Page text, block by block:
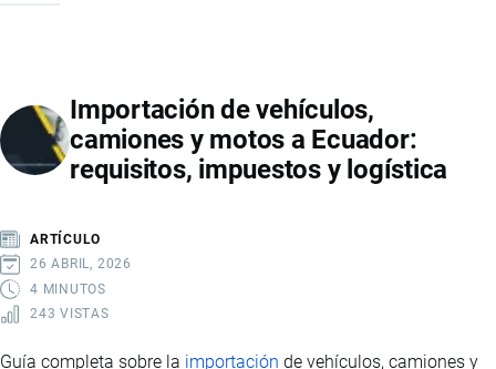
ECUADOR,
ESTADÍSTICAS
Y
ORIGEN
Importación de vehículos,
camiones y motos a Ecuador:
requisitos, impuestos y logística
ARTÍCULO
26 ABRIL, 2026
4 MINUTOS
243 VISTAS
Guía completa sobre la importación de vehículos, camiones y